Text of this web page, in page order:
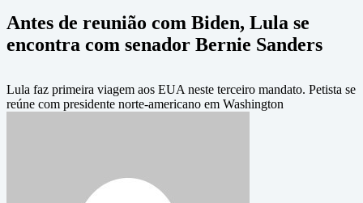
Antes de reunião com Biden, Lula se
encontra com senador Bernie Sanders
Lula faz primeira viagem aos EUA neste terceiro mandato. Petista se
reúne com presidente norte-americano em Washington